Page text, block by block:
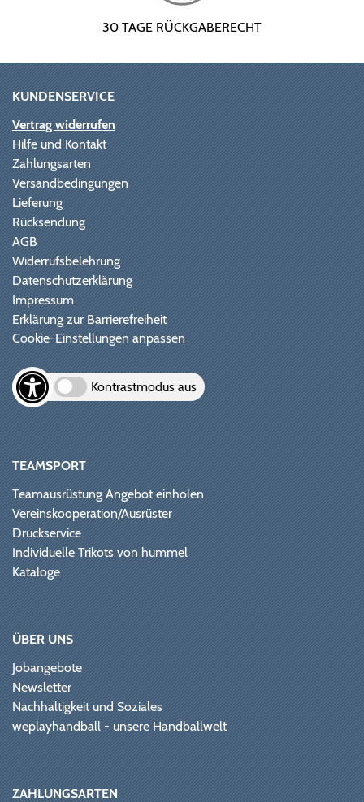
30 TAGE RÜCKGABERECHT
KUNDENSERVICE
Vertrag widerrufen
Hilfe und Kontakt
Zahlungsarten
Versandbedingungen
Lieferung
Rücksendung
AGB
Widerrufsbelehrung
Datenschutzerklärung
Impressum
Erklärung zur Barrierefreiheit
Cookie-Einstellungen anpassen
Kontrastmodus aus
TEAMSPORT
Teamausrüstung Angebot einholen
Vereinskooperation/Ausrüster
Druckservice
Individuelle Trikots von hummel
Kataloge
ÜBER UNS
Jobangebote
Newsletter
Nachhaltigkeit und Soziales
weplayhandball - unsere Handballwelt
ZAHLUNGSARTEN